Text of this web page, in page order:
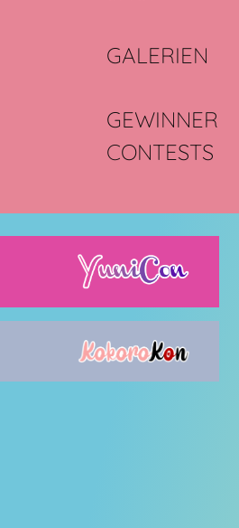
GALERIEN
GEWINNER
CONTESTS